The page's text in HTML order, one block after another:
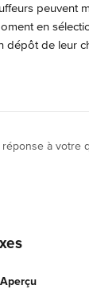
peuvent
en
dépôt de leur
à votre